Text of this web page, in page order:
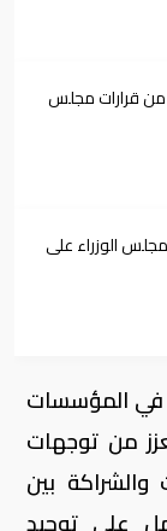
قرارات مجلس
الوزراء على
في المؤسسات
من توجهات
والشراكة بين